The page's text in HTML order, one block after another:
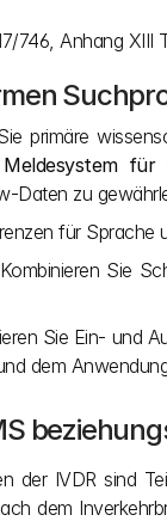
746, Anhang XIII
primäre
Daten zu
für
Sie
Sie Ein- und
dem
der IVDR sind
dem